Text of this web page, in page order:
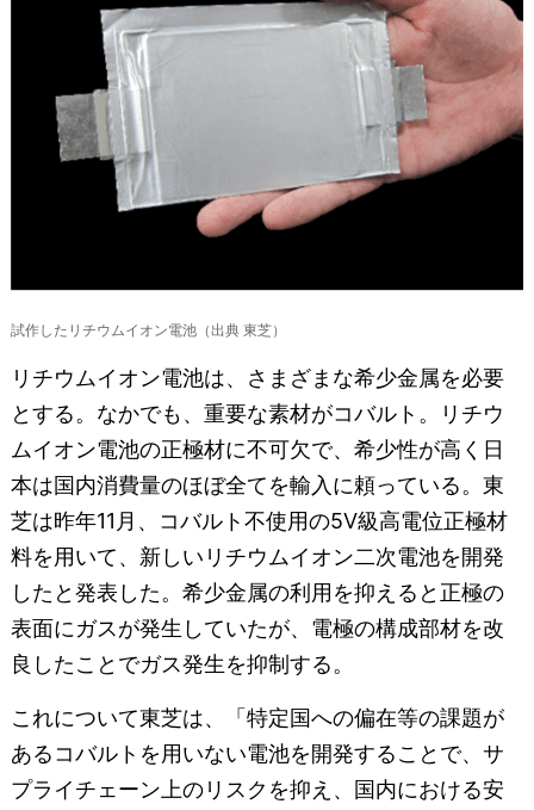
試作したリチウムイオン電池（出典 東芝）
リチウムイオン電池は、さまざまな希少金属を必要
とする。なかでも、重要な素材がコバルト。リチウ
ムイオン電池の正極材に不可欠で、希少性が高く日
本は国内消費量のほぼ全てを輸入に頼っている。東
芝は昨年11月、コバルト不使用の5V級高電位正極材
料を用いて、新しいリチウムイオン二次電池を開発
したと発表した。希少金属の利用を抑えると正極の
表面にガスが発生していたが、電極の構成部材を改
良したことでガス発生を抑制する。
これについて東芝は、「特定国への偏在等の課題が
あるコバルトを用いない電池を開発することで、サ
プライチェーン上のリスクを抑え、国内における安